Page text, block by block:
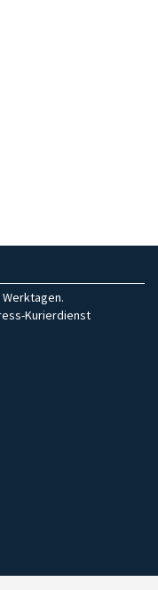
Kurierdienst